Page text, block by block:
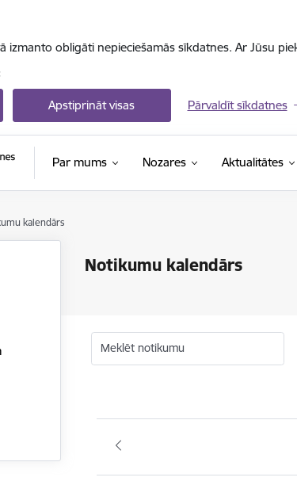
izmanto obligāti nepieciešamās sīkdatnes. Ar Jūsu
Apstiprināt visas Pārvaldīt sīkdatnes
Par mums Nozares Aktualitātes
kalendārs
Notikumu kalendārs
Meklēt notikumu